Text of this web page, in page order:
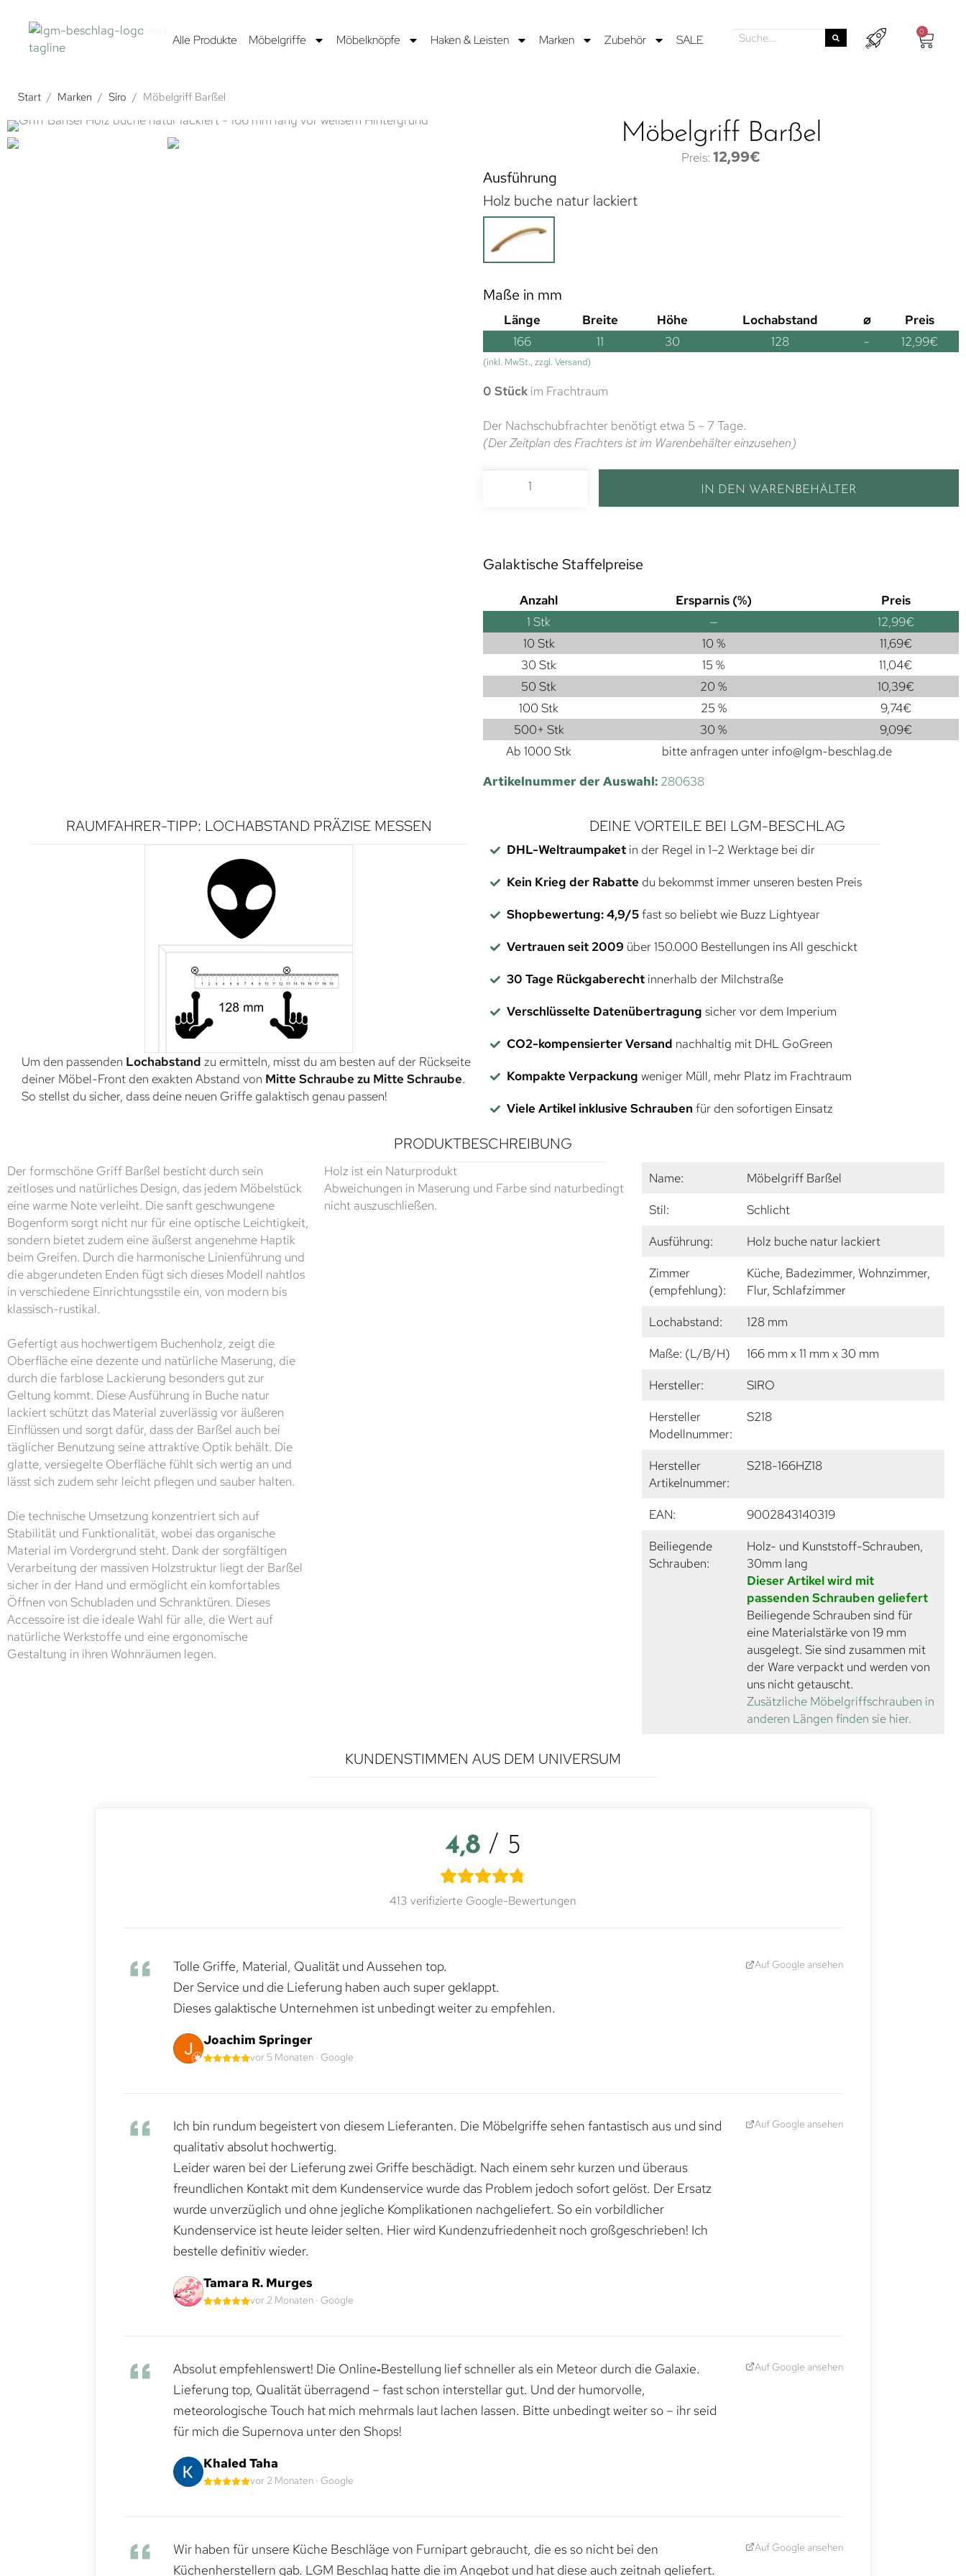
Alle Produkte Möbelgriffe Möbelknöpfe Haken & Leisten Marken Zubehör SALE
0
Start / Marken / Siro / Möbelgriff Barßel
Möbelgriff Barßel
12,99€
Ausführung
Holz buche natur lackiert
Maße in mm
Länge Breite Höhe Lochabstand ⌀
Preis
166
11 30 128 - 12,99€
(inkl. MwSt., zzgl. Versand)
0 Stück im Frachtraum
Der Nachschubfrachter benötigt etwa 5 – 7 Tage.
(Der Zeitplan des Frachters ist im Warenbehälter einzusehen)
IN DEN WARENBEHÄLTER
Galaktische Staffelpreise
Anzahl Ersparnis (%)
Preis
1 Stk — 12,99€
10 Stk
10 % 11,69€
30 Stk
15 % 11,04€
50 Stk
20 % 10,39€
100 Stk
25 % 9,74€
500+ Stk
30 % 9,09€
Ab 1000 Stk
bitte anfragen unter info@lgm-beschlag.de
Artikelnummer der Auswahl: 280638
RAUMFAHRER-TIPP: LOCHABSTAND PRÄZISE MESSEN
Um den passenden Lochabstand zu ermitteln, misst du am besten auf der Rückseite
deiner Möbel-Front den exakten Abstand von Mitte Schraube zu Mitte Schraube.
So stellst du sicher, dass deine neuen Griffe galaktisch genau passen!
DEINE VORTEILE BEI LGM-BESCHLAG
DHL-Weltraumpaketin der Regel in 1–2 Werktage bei dir
Kein Krieg der Rabatte du bekommst immer unseren besten Preis
Shopbewertung: 4,9/5fast so beliebt wie Buzz Lightyear
Vertrauen seit 2009 über 150.000 Bestellungen ins All geschickt
30 Tage Rückgaberechtinnerhalb der Milchstraße
Verschlüsselte Datenübertragung sicher vor dem Imperium
CO2-kompensierter Versand nachhaltig mit DHL GoGreen
Kompakte Verpackung weniger Müll, mehr Platz im Frachtraum
Viele Artikel inklusive Schrauben für den sofortigen Einsatz
PRODUKTBESCHREIBUNG
Der formschöne Griff Barßel besticht durch sein
zeitloses und natürliches Design, das jedem Möbelstück
eine warme Note verleiht. Die sanft geschwungene
Bogenform sorgt nicht nur für eine optische Leichtigkeit,
sondern bietet zudem eine äußerst angenehme Haptik
beim Greifen. Durch die harmonische Linienführung und
die abgerundeten Enden fügt sich dieses Modell nahtlos
in verschiedene Einrichtungsstile ein, von modern bis
klassisch-rustikal.
Gefertigt aus hochwertigem Buchenholz, zeigt die
Oberfläche eine dezente und natürliche Maserung, die
durch die farblose Lackierung besonders gut zur
Geltung kommt. Diese Ausführung in Buche natur
lackiert schützt das Material zuverlässig vor äußeren
Einflüssen und sorgt dafür, dass der Barßel auch bei
täglicher Benutzung seine attraktive Optik behält. Die
glatte, versiegelte Oberfläche fühlt sich wertig an und
lässt sich zudem sehr leicht pflegen und sauber halten.
Die technische Umsetzung konzentriert sich auf
Stabilität und Funktionalität, wobei das organische
Material im Vordergrund steht. Dank der sorgfältigen
Verarbeitung der massiven Holzstruktur liegt der Barßel
sicher in der Hand und ermöglicht ein komfortables
Öffnen von Schubladen und Schranktüren. Dieses
Accessoire ist die ideale Wahl für alle, die Wert auf
natürliche Werkstoffe und eine ergonomische
Gestaltung in ihren Wohnräumen legen.
Holz ist ein Naturprodukt
Abweichungen in Maserung und Farbe sind naturbedingt
nicht auszuschließen.
Name:
Möbelgriff Barßel
Stil:
Schlicht
Ausführung:
Holz buche natur lackiert
Zimmer
(empfehlung):
Küche, Badezimmer, Wohnzimmer,
Flur, Schlafzimmer
Lochabstand:
128 mm
Maße: (L/B/H)
166 mm x 11 mm x 30 mm
Hersteller:
SIRO
Hersteller
Modellnummer:
S218
Hersteller
Artikelnummer:
S218-166HZ18
EAN:
9002843140319
Beiliegende
Schrauben:
Holz- und Kunststoff-Schrauben,
30mm lang
Dieser Artikel wird mit
passenden Schrauben geliefert
Beiliegende Schrauben sind für
eine Materialstärke von 19 mm
ausgelegt. Sie sind zusammen mit
der Ware verpackt und werden von
uns nicht getauscht.
Zusätzliche Möbelgriffschrauben in
anderen Längen finden sie hier.
KUNDENSTIMMEN AUS DEM UNIVERSUM
4,8 / 5
413 verifizierte Google-Bewertungen
Tolle Griffe, Material, Qualität und Aussehen top.
Der Service und die Lieferung haben auch super geklappt.
Dieses galaktische Unternehmen ist unbedingt weiter zu empfehlen.
Joachim Springer
vor 5 Monaten · Google
Auf Google ansehen
Ich bin rundum begeistert von diesem Lieferanten. Die Möbelgriffe sehen fantastisch aus und sind
qualitativ absolut hochwertig.
Leider waren bei der Lieferung zwei Griffe beschädigt. Nach einem sehr kurzen und überaus
freundlichen Kontakt mit dem Kundenservice wurde das Problem jedoch sofort gelöst. Der Ersatz
wurde unverzüglich und ohne jegliche Komplikationen nachgeliefert. So ein vorbildlicher
Kundenservice ist heute leider selten. Hier wird Kundenzufriedenheit noch großgeschrieben! Ich
bestelle definitiv wieder.
Tamara R. Murges
vor 2 Monaten · Google
Auf Google ansehen
Absolut empfehlenswert! Die Online‑Bestellung lief schneller als ein Meteor durch die Galaxie.
Lieferung top, Qualität überragend – fast schon interstellar gut. Und der humorvolle,
meteorologische Touch hat mich mehrmals laut lachen lassen. Bitte unbedingt weiter so – ihr seid
für mich die Supernova unter den Shops!
Khaled Taha
vor 2 Monaten · Google
Auf Google ansehen
Wir haben für unsere Küche Beschläge von Furnipart gebraucht, die es so nicht bei den
Küchenherstellern gab. LGM Beschlag hatte die im Angebot und hat diese auch zeitnah geliefert.
Auf Google ansehen